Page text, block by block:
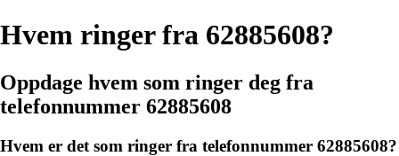
Hvem ringer fra 62885608?
Oppdage hvem som ringer deg fra
telefonnummer 62885608
Hvem er det som ringer fra telefonnummer 62885608?